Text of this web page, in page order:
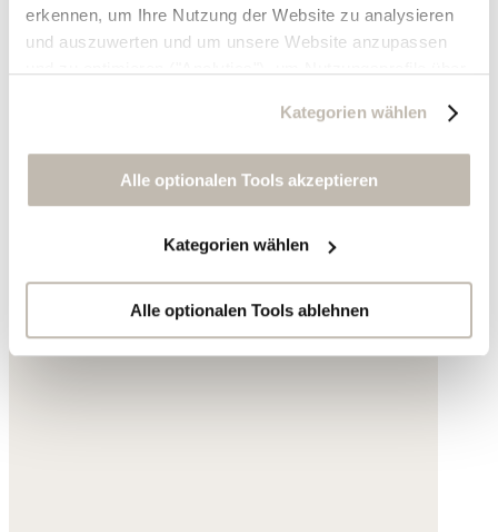
erkennen, um Ihre Nutzung der Website zu analysieren
und auszuwerten und um unsere Website anzupassen
zu erstellen, um personalisierte Werbung auszuliefern,
Sie erneut mit Werbung anzusprechen sowie um unsere
Werbekampagnen auszuwerten ("Marketing").
Ihre Daten werden mit Dienstanbietern geteilt, die wir in
der Datenschutzerklärung genauer auflisten oder wenn
Sie auf "Kategorien wählen" klicken.
Indem Sie auf "Alle optionalen Tools akzeptieren" klicken,
Kategorien wählen
Alle optionalen Tools akzeptieren
Kategorien wählen
Alle optionalen Tools ablehnen